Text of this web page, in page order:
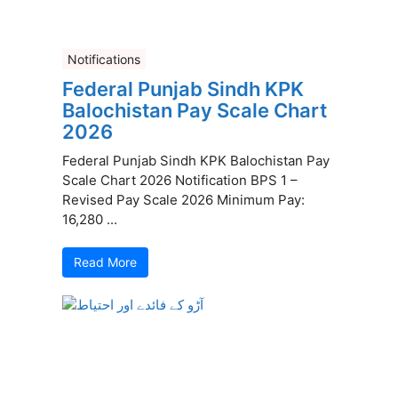
Notifications
Federal Punjab Sindh KPK
Balochistan Pay Scale Chart
2026
Federal Punjab Sindh KPK Balochistan Pay
Scale Chart 2026 Notification BPS 1 –
Revised Pay Scale 2026 Minimum Pay:
16,280 ...
Read More